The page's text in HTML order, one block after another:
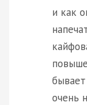
и как
очень